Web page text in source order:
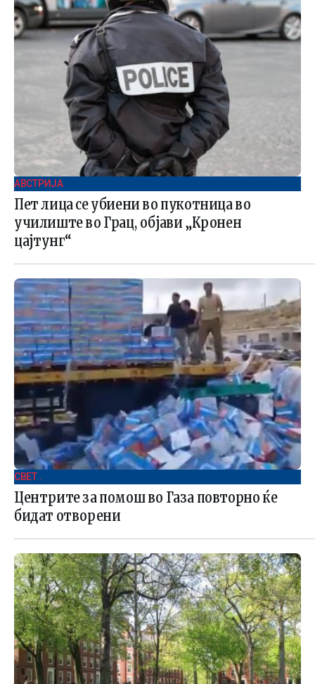
АВСТРИЈА
Пет лица се убиени во пукотница во
училиште во Грац, објави „Кронен
цајтунг“
СВЕТ .
Центрите за помош во Газа повторно ќе
бидат отворени